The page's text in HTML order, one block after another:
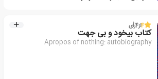
4از4رأی
کتاب بیخود و بی جهت
Apropos of nothing: autobiography